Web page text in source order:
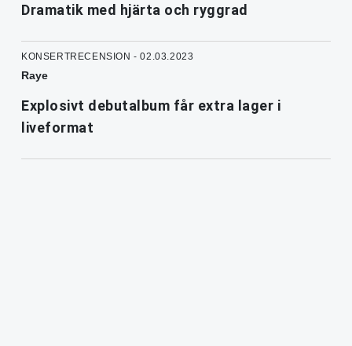
Dramatik med hjärta och ryggrad
KONSERTRECENSION - 02.03.2023
Raye
Explosivt debutalbum får extra lager i
liveformat